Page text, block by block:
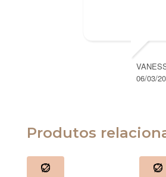
06/03/
Produtos